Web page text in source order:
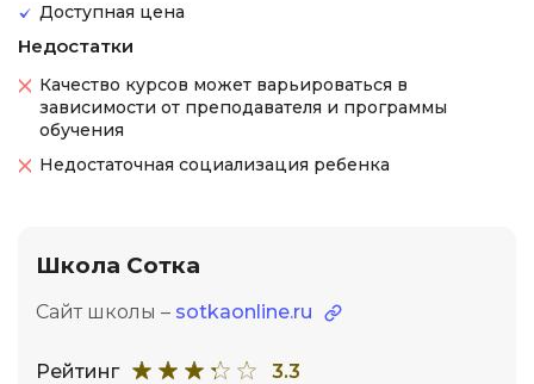
Доступная цена
Недостатки
Качество курсов может варьироваться в
зависимости от преподавателя и программы
обучения
Недостаточная социализация ребенка
Школа Сотка
Сайт школы – sotkaonline.ru
Рейтинг 3.3